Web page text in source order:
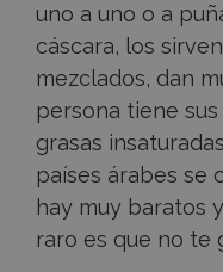
uno a uno o a
cáscara, los
mezclados, dan
persona tiene
grasas
países árabes se
hay muy baratos
raro es que no te